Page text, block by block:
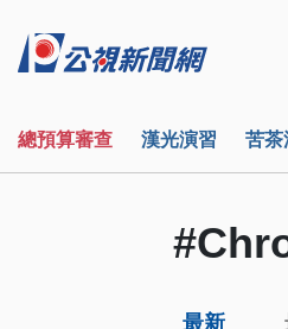
總預算審查 漢光演習 苦茶
最新